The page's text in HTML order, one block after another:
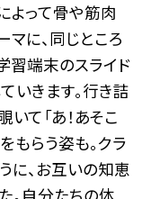
よって骨や筋肉
マに、同じところ
習端末のスライド
いきます。行き詰
て「あ！あそこ
もらう姿も。クラ
に、お互いの知恵